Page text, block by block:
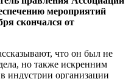
мероприятий
скончался от
что он был не
но также искренним
индустрии организации